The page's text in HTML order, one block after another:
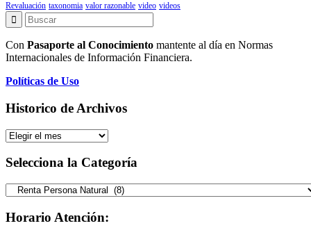
Revaluación taxonomia valor razonable video videos
Con Pasaporte al Conocimiento mantente al día en Normas
Internacionales de Información Financiera.
Políticas de Uso
Historico de Archivos
Historico
Archivos
Selecciona la Categoría
Selecciona
Categoría
Horario Atención: